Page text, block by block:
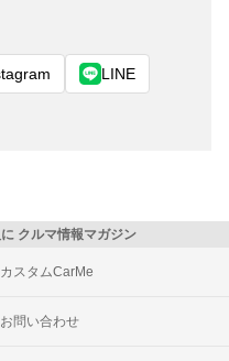
LINE
クルマ情報マガジン
カスタムCarMe
お問い合わせ